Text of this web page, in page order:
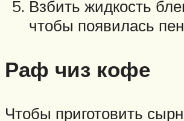
Взбить жидкость
чтобы появилась
Раф чиз кофе
Чтобы приготовить